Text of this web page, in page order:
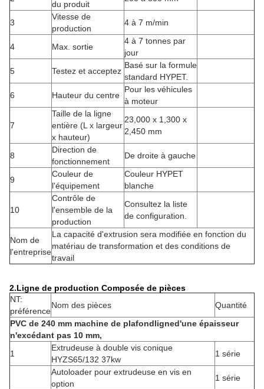
du produit
3
Vitesse de
production
4 à 7 m/min
4 Max. sortie
4 à 7 tonnes par
jour
5
Testez et acceptez
Basé sur la formule
standard HYPET.
6
Hauteur du centre
Pour les véhicules
à moteur
7
Taille de la ligne
entière (L x largeur
x hauteur)
23,000 x 1,300 x
2,450 mm
8
Direction de
fonctionnement
De droite à gauche
9
Couleur de
l'équipement
Couleur HYPET
blanche
10
Contrôle de
l'ensemble de la
production
Consultez la liste
de configuration.
Nom de
l'entreprise
La capacité d'extrusion sera modifiée en fonction du
matériau de transformation et des conditions de
travail
2.Ligne de production Composée de pièces
NT:
préférence
Nom des pièces
Quantité
PVC de 240 mm machine de plafondligned'une épaisseur
n'excédant pas 10 mm,
1
Extrudeuse à double vis conique
HYZS65/132 37kw
1 série
Autoloader pour extrudeuse en vis en
option
1 série